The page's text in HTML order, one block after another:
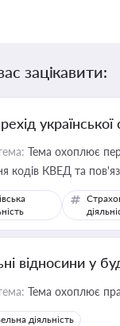
зацікавити:
Тема охоплює
кодів КВЕД та
відносини у
Тема охоплює
діяльність